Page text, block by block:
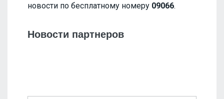
новости по бесплатному номеру 09066.
Новости партнеров